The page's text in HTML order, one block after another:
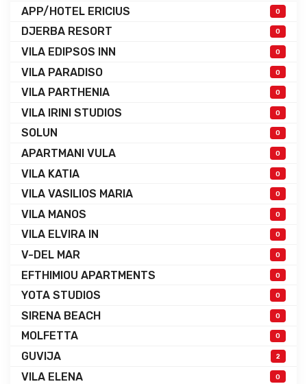
APP/HOTEL ERICIUS 0
DJERBA RESORT 0
VILA EDIPSOS INN 0
VILA PARADISO 0
VILA PARTHENIA 0
VILA IRINI STUDIOS 0
SOLUN 0
APARTMANI VULA 0
VILA KATIA 0
VILA VASILIOS MARIA 0
VILA MANOS 0
VILA ELVIRA IN 0
V-DEL MAR 0
EFTHIMIOU APARTMENTS 0
YOTA STUDIOS 0
SIRENA BEACH 0
MOLFETTA 0
GUVIJA 2
VILA ELENA 0